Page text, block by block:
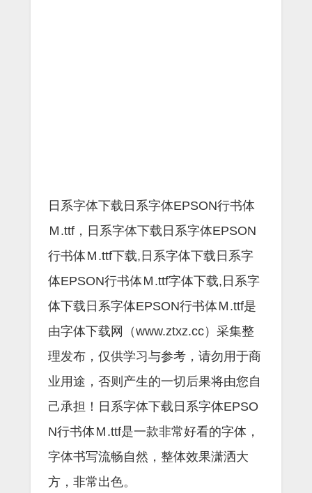
日系字体下载日系字体EPSON行书体
Ｍ.ttf，日系字体下载日系字体EPSON
行书体Ｍ.ttf下载,日系字体下载日系字
体EPSON行书体Ｍ.ttf字体下载,日系字
体下载日系字体EPSON行书体Ｍ.ttf是
由字体下载网（www.ztxz.cc）采集整
理发布，仅供学习与参考，请勿用于商
业用途，否则产生的一切后果将由您自
己承担！日系字体下载日系字体EPSO
N行书体Ｍ.ttf是一款非常好看的字体，
字体书写流畅自然，整体效果潇洒大
方，非常出色。